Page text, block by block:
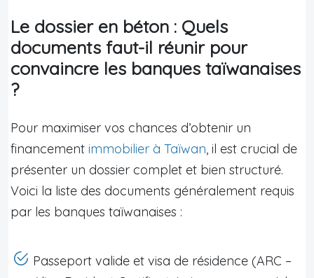
Le dossier en béton : Quels
documents faut-il réunir pour
convaincre les banques taïwanaises
?
Pour maximiser vos chances d’obtenir un
financement immobilier à Taïwan, il est crucial de
présenter un dossier complet et bien structuré.
Voici la liste des documents généralement requis
par les banques taïwanaises :
Passeport valide et visa de résidence (ARC –